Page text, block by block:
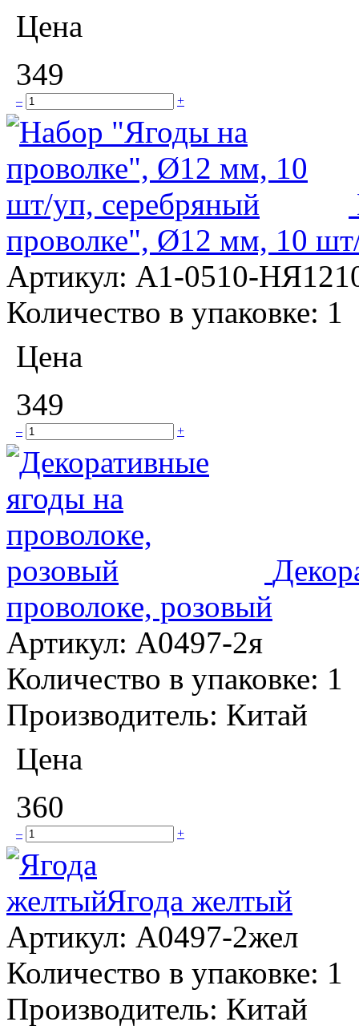
Цена
349
– +
проволке", Ø12 мм, 10
Артикул: А1-0510-
Количество в упаковке: 1
Цена
349
– +
проволоке, розовый
Артикул: A0497-2я
Количество в упаковке: 1
Производитель: Китай
Цена
360
– +
Ягода желтый
Артикул: A0497-2жел
Количество в упаковке: 1
Производитель: Китай